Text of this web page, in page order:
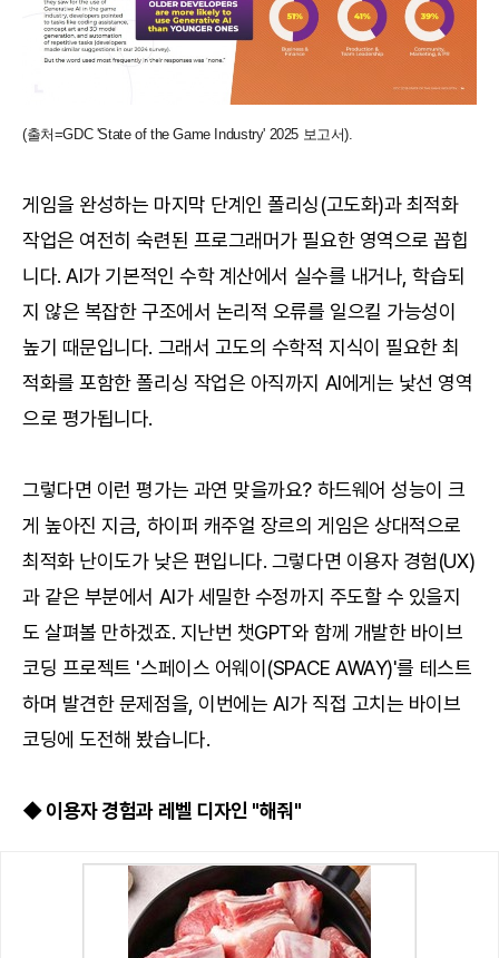
(출처=GDC 'State of the Game Industry' 2025 보고서).
게임을 완성하는 마지막 단계인 폴리싱(고도화)과 최적화
작업은 여전히 숙련된 프로그래머가 필요한 영역으로 꼽힙
니다. AI가 기본적인 수학 계산에서 실수를 내거나, 학습되
지 않은 복잡한 구조에서 논리적 오류를 일으킬 가능성이
높기 때문입니다. 그래서 고도의 수학적 지식이 필요한 최
적화를 포함한 폴리싱 작업은 아직까지 AI에게는 낯선 영역
으로 평가됩니다.
그렇다면 이런 평가는 과연 맞을까요? 하드웨어 성능이 크
게 높아진 지금, 하이퍼 캐주얼 장르의 게임은 상대적으로
최적화 난이도가 낮은 편입니다. 그렇다면 이용자 경험(UX)
과 같은 부분에서 AI가 세밀한 수정까지 주도할 수 있을지
도 살펴볼 만하겠죠. 지난번 챗GPT와 함께 개발한 바이브
코딩 프로젝트 '스페이스 어웨이(SPACE AWAY)'를 테스트
하며 발견한 문제점을, 이번에는 AI가 직접 고치는 바이브
코딩에 도전해 봤습니다.
◆ 이용자 경험과 레벨 디자인 "해줘"